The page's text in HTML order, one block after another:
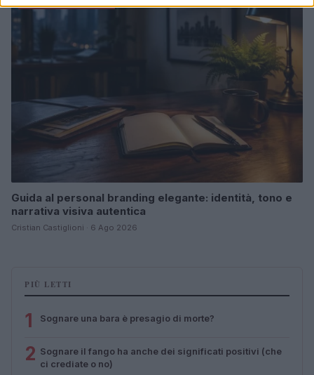
Guida al personal branding elegante: identità, tono e
narrativa visiva autentica
Cristian Castiglioni · 6 Ago 2026
PIÙ LETTI
1 Sognare una bara è presagio di morte?
2 Sognare il fango ha anche dei significati positivi (che
ci crediate o no)